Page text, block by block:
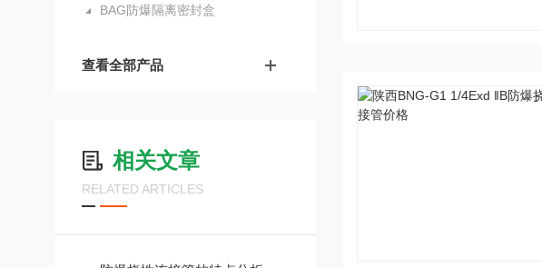
BAG防爆隔离密封盒
查看全部产品
相关文章
RELATED ARTICLES